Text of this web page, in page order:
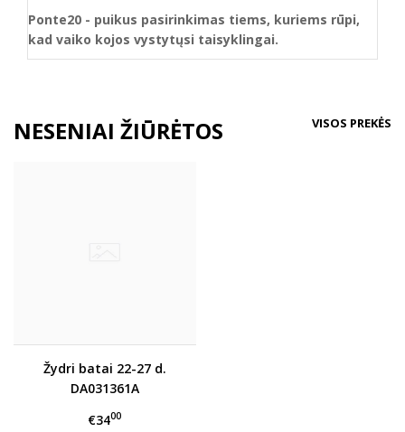
Ponte20 - puikus pasirinkimas tiems, kuriems rūpi,
kad vaiko kojos vystytųsi taisyklingai.
NESENIAI ŽIŪRĖTOS VISOS PREKĖS
Žydri batai 22-27 d.
DA031361A
€3400